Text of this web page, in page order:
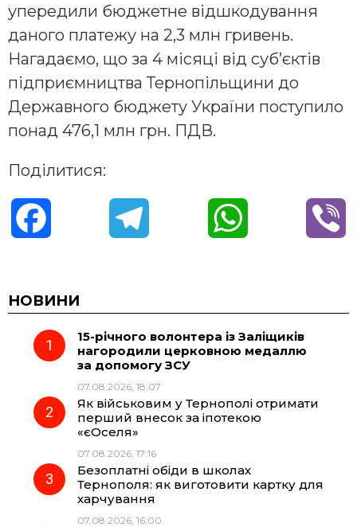
упередили бюджетне відшкодування
даного платежу на 2,3 млн гривень.
Нагадаємо, що за 4 місяці від суб’єктів
підприємництва Тернопільщини до
Державного бюджету України поступило
понад 476,1 млн грн. ПДВ.
Поділитися:
c
e
o
k
e
g
r
a
m
t
A
НОВИНИ
15-річного волонтера із Заліщиків
нагородили церковною медаллю
за допомогу ЗСУ
07.08.2026, 18:07
Як військовим у Тернополі отримати
перший внесок за іпотекою
«єОселя»
07.08.2026, 17:16
Безоплатні обіди в школах
Тернополя: як виготовити картку для
харчування
07.08.2026, 16:00